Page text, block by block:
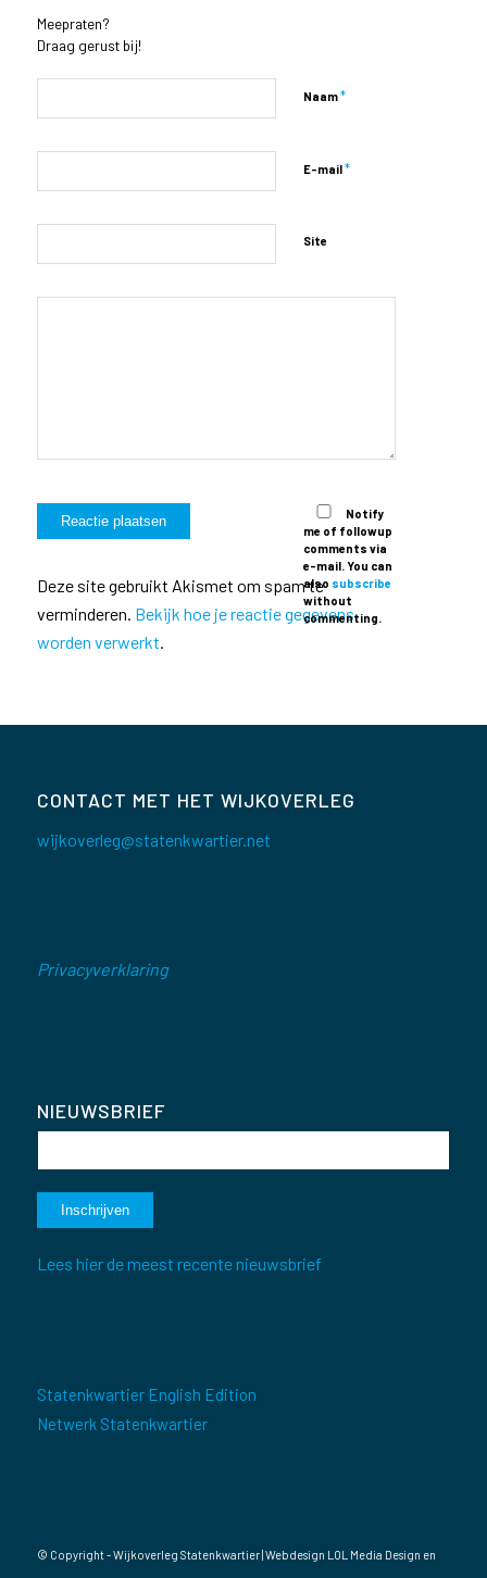
Meepraten?
Draag gerust bij!
Naam*
E-mail*
Site
Notify
me of followup
comments via
e-mail. You can
also subscribe
without
commenting.
Deze site gebruikt Akismet om spam te
verminderen. Bekijk hoe je reactie gegevens
worden verwerkt
CONTACT MET HET WIJKOVERLEG
wijkoverleg@statenkwartier.net
Privacyverklaring
NIEUWSBRIEF
Lees hier de meest recente nieuwsbrief
Statenkwartier English Edition
Netwerk Statenkwartier
© Copyright - Wijkoverleg Statenkwartier | Webdesign LOL Media Design en